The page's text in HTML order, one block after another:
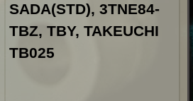
SADA(STD), 3TNE84-
TBZ, TBY, TAKEUCHI
TB025